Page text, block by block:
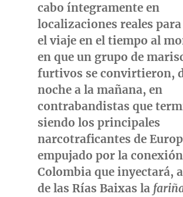
cabo íntegramente en
localizaciones reales
el viaje en el tiempo al
en que un grupo de
furtivos se convirtieron,
noche a la mañana, en
contrabandistas que
siendo los principales
narcotraficantes de
empujado por la
Colombiaque inyectará,
de las Rías Baixas la